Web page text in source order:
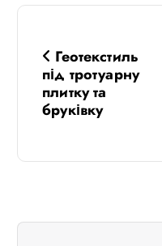
Н
а
Геотекстиль
під тротуарну
плитку та
бруківку